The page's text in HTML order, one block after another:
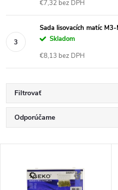
€7,32 bez DPH
Sada lisovacích matíc
Skladom
€8,13 bez DPH
Filtrovať
R
a
Odporúčame
Najpredávanejšie